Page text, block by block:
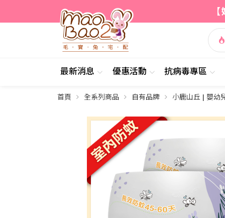
最新消息 優惠活動 抗病毒專區
首頁 全系列商品 自有品牌 小鹿山丘 | 嬰幼